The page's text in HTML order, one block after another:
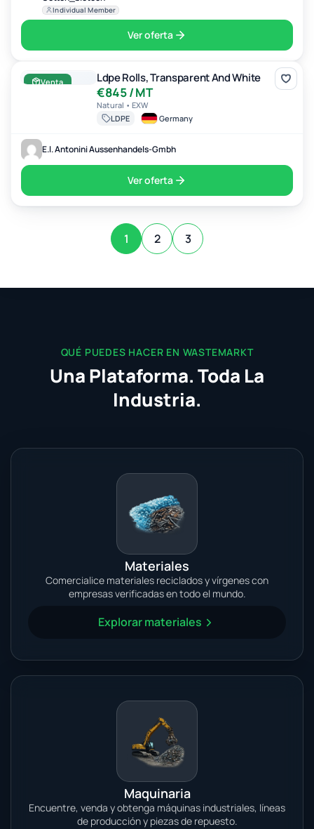
Individual Member
Ver oferta
Venta Ldpe Rolls, Transparent And White
€845 / MT
Natural • EXW
LDPE
Germany
E.l. Antonini Aussenhandels-Gmbh
Ver oferta
1 2 3
QUÉ PUEDES HACER EN WASTEMARKT
Una Plataforma. Toda La
Industria.
Materiales
Comercialice materiales reciclados y vírgenes con
empresas verificadas en todo el mundo.
Explorar materiales
Maquinaria
Encuentre, venda y obtenga máquinas industriales, líneas
de producción y piezas de repuesto.